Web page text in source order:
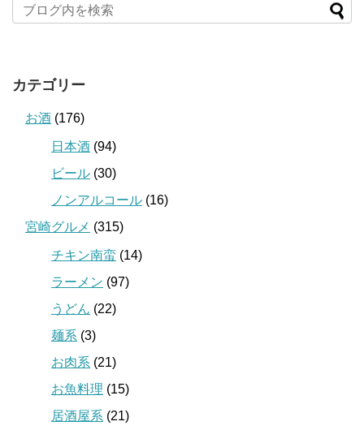
カテゴリー
お酒 (176)
日本酒 (94)
ビール (30)
ノンアルコール (16)
宮崎グルメ (315)
チキン南蛮 (14)
ラーメン (97)
うどん (22)
麺系 (3)
お肉系 (21)
お魚料理 (15)
居酒屋系 (21)